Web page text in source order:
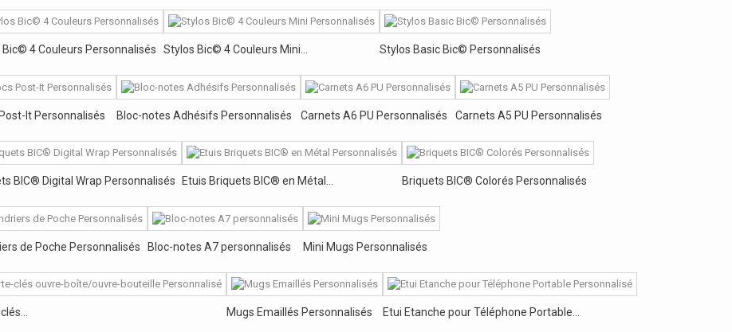
Bic© 4 Couleurs Personnalisés Stylos Bic© 4 Couleurs Mini... Stylos Basic Bic© Personnalisés
It Personnalisés Bloc-notes Adhésifs Personnalisés Carnets A6 PU Personnalisés Carnets A5 PU Personnalisés
BIC® Digital Wrap Personnalisés Etuis Briquets BIC® en Métal... Briquets BIC® Colorés Personnalisés
de Poche Personnalisés Bloc-notes A7 personnalisés Mini Mugs Personnalisés
Mugs Emaillés Personnalisés Etui Etanche pour Téléphone Portable...